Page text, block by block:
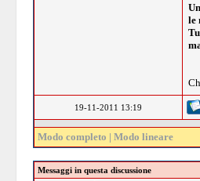
le
19-11-2011 13:19
Modo completo | Modo lineare
Messaggi in questa discussione